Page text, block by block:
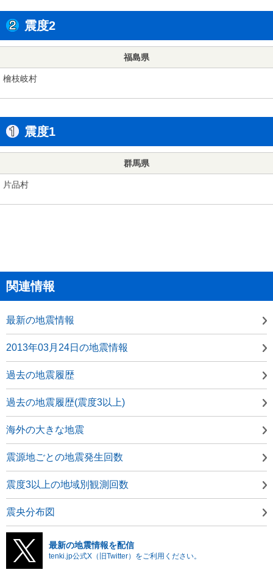
震度2
福島県
檜枝岐村
震度1
群馬県
片品村
関連情報
最新の地震情報
2013年03月24日の地震情報
過去の地震履歴
過去の地震履歴(震度3以上)
海外の大きな地震
震源地ごとの地震発生回数
震度3以上の地域別観測回数
震央分布図
最新の地震情報を配信
tenki.jp公式X（旧Twitter）をご利用ください。